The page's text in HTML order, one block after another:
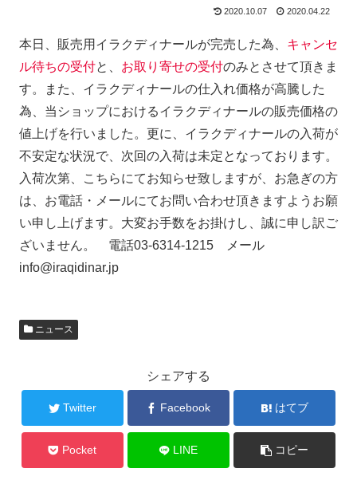
2020.10.07 2020.04.22
本日、販売用イラクディナールが完売した為、 キャンセ
ル待ちの受付と、 お取り寄せの受付のみとさせて頂きま
す。また、イラクディナールの仕入れ価格が高騰した
為、当ショップにおけるイラクディナールの販売価格の
値上げを行いました。更に、イラクディナールの入荷が
不安定な状況で、次回の入荷は未定となっております。
入荷次第、こちらにてお知らせ致しますが、お急ぎの方
は、お電話・メールにてお問い合わせ頂きますようお願
い申し上げます。大変お手数をお掛けし、誠に申し訳ご
ざいません。 電話03-6314-1215 メール
info@iraqidinar.jp
ニュース
シェアする
Twitter Facebook はてブ
Pocket LINE コピー